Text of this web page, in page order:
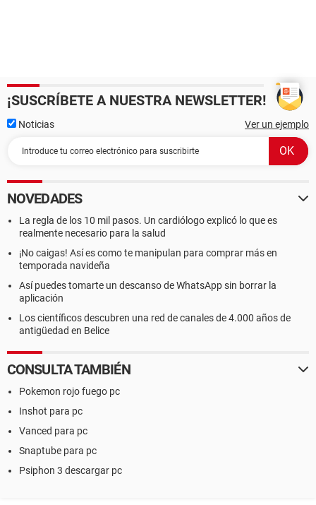
¡SUSCRÍBETE A NUESTRA NEWSLETTER!
Noticias Ver un ejemplo
NOVEDADES
La regla de los 10 mil pasos. Un cardiólogo explicó lo que es
realmente necesario para la salud
¡No caigas! Así es como te manipulan para comprar más en
temporada navideña
Así puedes tomarte un descanso de WhatsApp sin borrar la
aplicación
Los científicos descubren una red de canales de 4.000 años de
antigüedad en Belice
CONSULTA TAMBIÉN
Pokemon rojo fuego pc
Inshot para pc
Vanced para pc
Snaptube para pc
Psiphon 3 descargar pc